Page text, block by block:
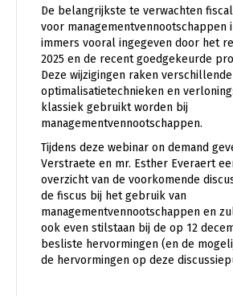
De belangrijkste te verwachten
voor managementvennootschappen
immers vooral ingegeven door het
2025 en de recent goedgekeurde
Deze wijzigingen raken
optimalisatietechnieken en
klassiek gebruikt worden bij
managementvennootschappen.
Tijdens deze webinar on demand
Verstraete en mr. Esther Everaert
overzicht van de voorkomende
de fiscus bij het gebruik van
managementvennootschappen en
ook even stilstaan bij de op 12
besliste hervormingen (en de
de hervormingen op deze